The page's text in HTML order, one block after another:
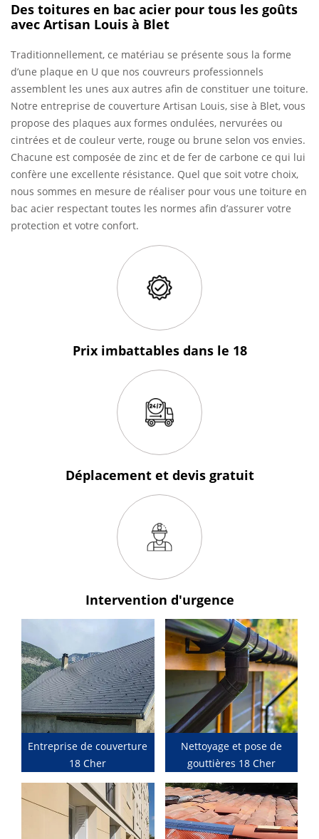
Des toitures en bac acier pour tous les goûts
avec Artisan Louis à Blet
Traditionnellement, ce matériau se présente sous la forme
d’une plaque en U que nos couvreurs professionnels
assemblent les unes aux autres afin de constituer une toiture.
Notre entreprise de couverture Artisan Louis, sise à Blet, vous
propose des plaques aux formes ondulées, nervurées ou
cintrées et de couleur verte, rouge ou brune selon vos envies.
Chacune est composée de zinc et de fer de carbone ce qui lui
confère une excellente résistance. Quel que soit votre choix,
nous sommes en mesure de réaliser pour vous une toiture en
bac acier respectant toutes les normes afin d’assurer votre
protection et votre confort.
Prix imbattables dans le 18
Déplacement et devis gratuit
Intervention d'urgence
Entreprise de couverture
18 Cher
Nettoyage et pose de
gouttières 18 Cher